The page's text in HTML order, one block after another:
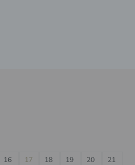
16 17 18 19 20 21